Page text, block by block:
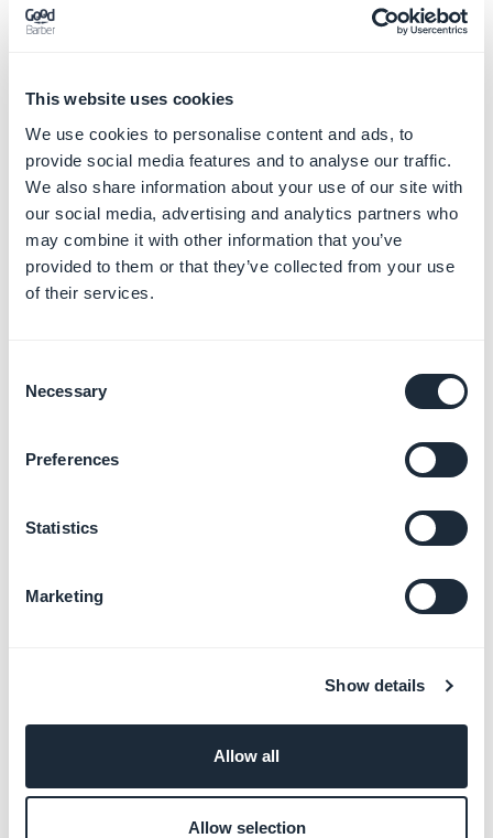
This website uses cookies
We use cookies to personalise content and ads, to
provide social media features and to analyse our traffic.
We also share information about your use of our site with
our social media, advertising and analytics partners who
may combine it with other information that you’ve
provided to them or that they’ve collected from your use
of their services.
Selection
Necessary
Preferences
Statistics
Marketing
Show details
Allow all
Allow selection
Publicar tus canales de
venta
Más información→
Gestionar el contenido de tu